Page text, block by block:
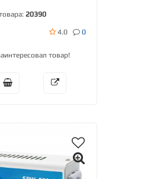
20390
4.0 0
товар!